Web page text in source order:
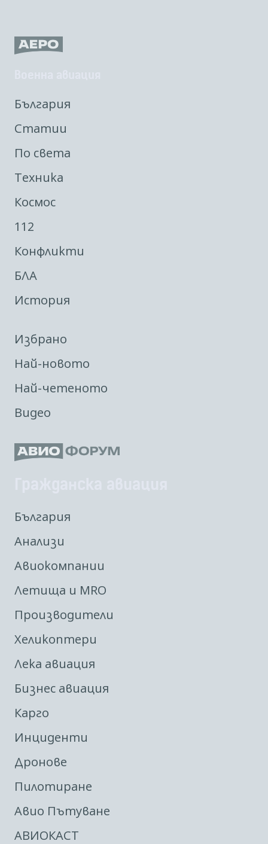
България
Статии
По света
Техника
Космос
112
Конфликти
БЛА
История
Избрано
Най-новото
Най-четеното
Видео
България
Анализи
Авиокомпании
Летища и MRO
Производители
Хеликоптери
Лека авиация
Бизнес авиация
Карго
Инциденти
Дронове
Пилотиране
Авио Пътуване
АВИОКАСТ